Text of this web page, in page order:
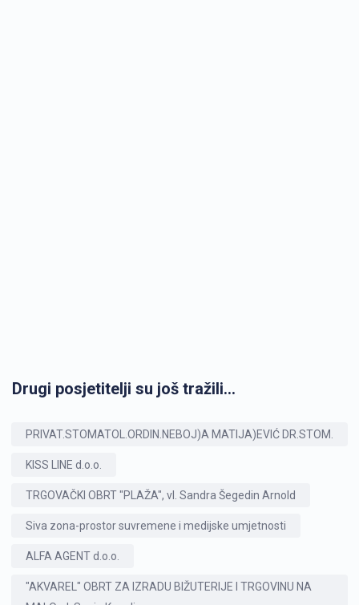
Drugi posjetitelji su još tražili...
PRIVAT.STOMATOL.ORDIN.NEBOJ)A MATIJA)EVIĆ DR.STOM.
KISS LINE d.o.o.
TRGOVAČKI OBRT "PLAŽA", vl. Sandra Šegedin Arnold
Siva zona-prostor suvremene i medijske umjetnosti
ALFA AGENT d.o.o.
"AKVAREL" OBRT ZA IZRADU BIŽUTERIJE I TRGOVINU NA